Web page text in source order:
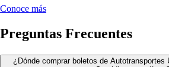
Conoce más
Preguntas Frecuentes
¿Dónde comprar boletos de Autotransportes